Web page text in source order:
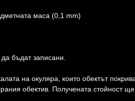
маса (0,1 mm)
бъдат записани.
на окуляра, които обектът
обектив. Получената стойност